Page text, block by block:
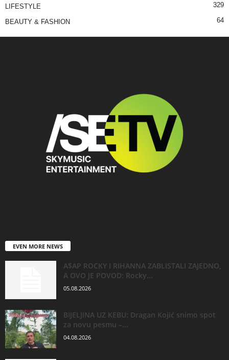
LIFESTYLE 329
BEAUTY & FASHION 64
EVEN MORE NEWS
A$AP ROCKY I RIHANNA ZABLISTALI ZAJEDNO,
A OVO JE POVOD: Rocky...
05.08.2026
BIJELJINA UZ KEBU: Dragan Kojić snimo spot
za novu pesmu –...
04.08.2026